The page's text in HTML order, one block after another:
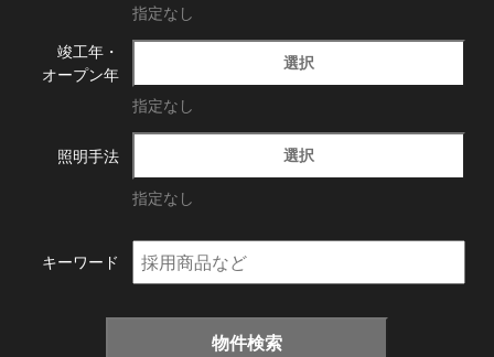
指定なし
竣工年・
オープン年
選択
指定なし
照明手法 選択
指定なし
キーワード
物件検索